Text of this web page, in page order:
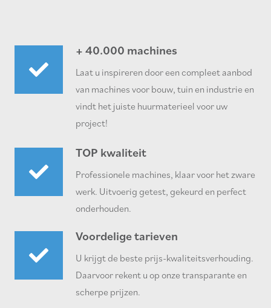
+ 40.000 machines
Laat u inspireren door een compleet aanbod
van machines voor bouw, tuin en industrie en
vindt het juiste huurmaterieel voor uw
project!
TOP kwaliteit
Professionele machines, klaar voor het zware
werk. Uitvoerig getest, gekeurd en perfect
onderhouden.
Voordelige tarieven
U krijgt de beste prijs-kwaliteitsverhouding.
Daarvoor rekent u op onze transparante en
scherpe prijzen.